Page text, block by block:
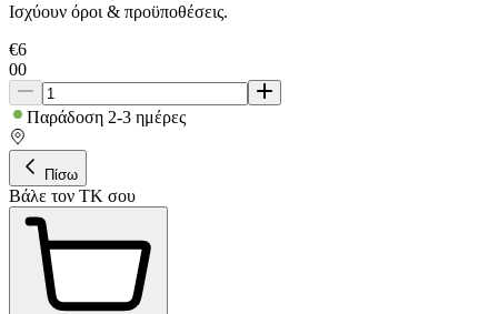
Ισχύουν όροι & προϋποθέσεις.
€6
00
Παράδοση 2-3 ημέρες
Πίσω
Βάλε τον ΤΚ σου